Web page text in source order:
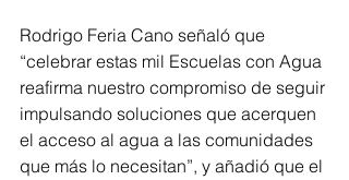
Rodrigo Feria Cano señaló que
“celebrar estas mil Escuelas con Agua
reafirma nuestro compromiso de seguir
impulsando soluciones que acerquen
el acceso al agua a las comunidades
que más lo necesitan”, y añadió que el